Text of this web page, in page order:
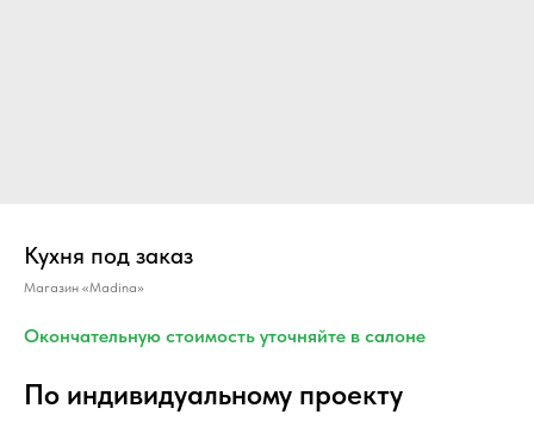
Кухня под заказ
Магазин «Madina»
Окончательную стоимость уточняйте в салоне
По индивидуальному проекту